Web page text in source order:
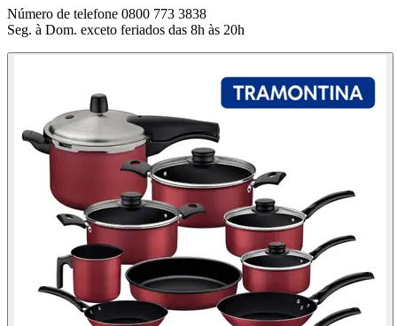
Número de telefone 0800 773 3838
Seg. à Dom. exceto feriados das 8h às 20h